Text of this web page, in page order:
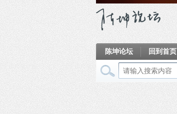
陈坤论坛 回到首页